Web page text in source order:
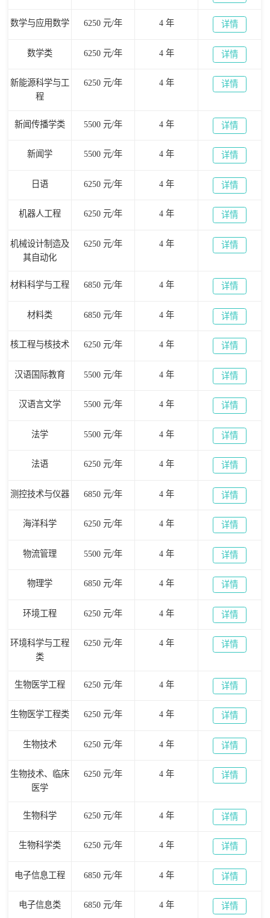
数学与应用数学 6250 元/年 4 年 详情
数学类 6250 元/年 4 年 详情
新能源科学与工
程
6250 元/年 4 年 详情
新闻传播学类 5500 元/年 4 年 详情
新闻学 5500 元/年 4 年 详情
日语 6250 元/年 4 年 详情
机器人工程 6250 元/年 4 年 详情
机械设计制造及
其自动化
6250 元/年 4 年 详情
材料科学与工程 6850 元/年 4 年 详情
材料类 6850 元/年 4 年 详情
核工程与核技术 6250 元/年 4 年 详情
汉语国际教育 5500 元/年 4 年 详情
汉语言文学 5500 元/年 4 年 详情
法学 5500 元/年 4 年 详情
法语 6250 元/年 4 年 详情
测控技术与仪器 6850 元/年 4 年 详情
海洋科学 6250 元/年 4 年 详情
物流管理 5500 元/年 4 年 详情
物理学 6850 元/年 4 年 详情
环境工程 6250 元/年 4 年 详情
环境科学与工程
类
6250 元/年 4 年 详情
生物医学工程 6250 元/年 4 年 详情
生物医学工程类 6250 元/年 4 年 详情
生物技术 6250 元/年 4 年 详情
生物技术、临床
医学
6250 元/年 4 年 详情
生物科学 6250 元/年 4 年 详情
生物科学类 6250 元/年 4 年 详情
电子信息工程 6850 元/年 4 年 详情
电子信息类 6850 元/年 4 年 详情